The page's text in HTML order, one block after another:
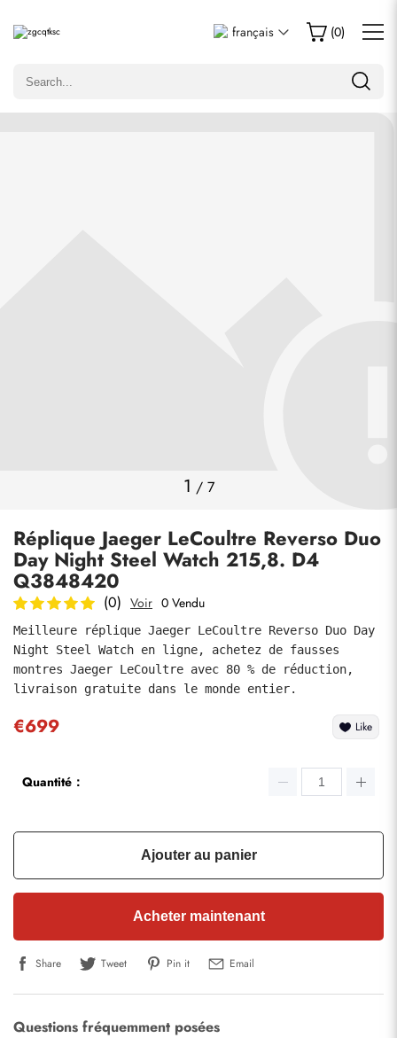
français (0)
1 / 7
Réplique Jaeger LeCoultre Reverso Duo
Day Night Steel Watch 215,8. D4
Q3848420
(0) Voir 0 Vendu
Meilleure réplique Jaeger LeCoultre Reverso Duo Day
Night Steel Watch en ligne, achetez de fausses
montres Jaeger LeCoultre avec 80 % de réduction,
livraison gratuite dans le monde entier.
€699 Like
Quantité：
Ajouter au panier
Acheter maintenant
Share Tweet Pin it Email
Questions fréquemment posées
Écrire un commentaire
Seuls les clients ayant acheté cet article sont autorisés à
soumettre